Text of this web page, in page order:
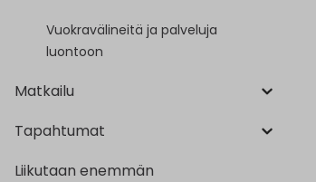
Vuokravälineitä ja palveluja
luontoon
Matkailu
Tapahtumat
Liikutaan enemmän